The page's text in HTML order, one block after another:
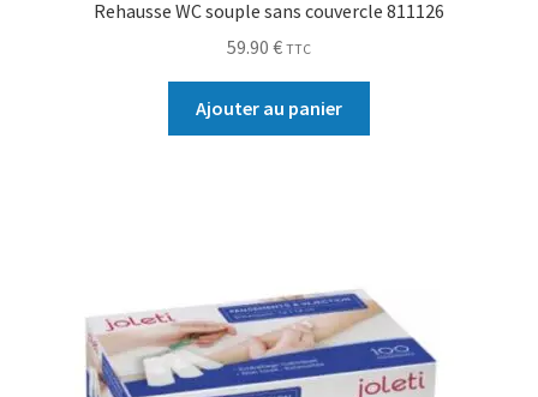
Rehausse WC souple sans couvercle 811126
59.90 € TTC
Ajouter au panier